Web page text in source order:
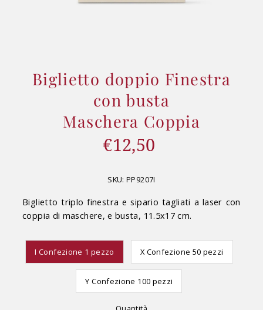
Biglietto doppio Finestra
con busta
Maschera Coppia
Prezzo
di
€12,50
SKU: PP9207I
Biglietto triplo finestra e sipario tagliati a laser con
coppia di maschere, e busta, 11.5x17 cm.
I Confezione 1 pezzo X Confezione 50 pezzi
Y Confezione 100 pezzi